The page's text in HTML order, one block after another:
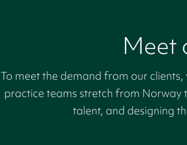
Meet
To meet the demand from our
practice teams stretch from Norway
talent, and designing